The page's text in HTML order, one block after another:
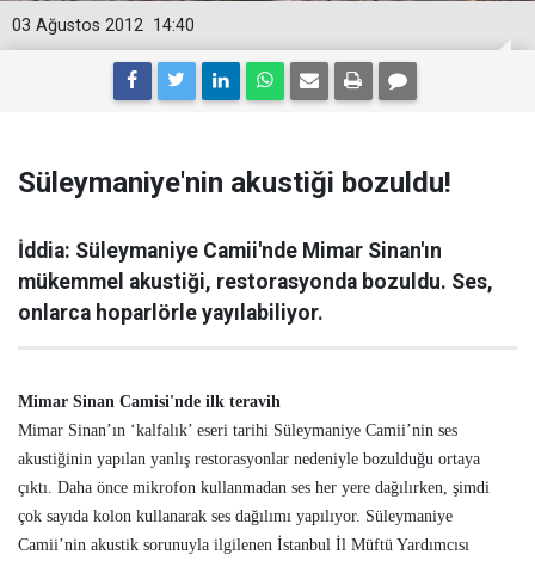
14:40
03 Ağustos 2012
Süleymaniye'nin akustiği bozuldu!
İddia: Süleymaniye Camii'nde Mimar Sinan'ın
mükemmel akustiği, restorasyonda bozuldu. Ses,
onlarca hoparlörle yayılabiliyor.
Mimar Sinan Camisi'nde ilk teravih
Mimar Sinan’ın ‘kalfalık’ eseri tarihi Süleymaniye Camii’nin ses
akustiğinin yapılan yanlış restorasyonlar nedeniyle bozulduğu ortaya
çıktı. Daha önce mikrofon kullanmadan ses her yere dağılırken, şimdi
çok sayıda kolon kullanarak ses dağılımı yapılıyor. Süleymaniye
Camii’nin akustik sorunuyla ilgilenen İstanbul İl Müftü Yardımcısı